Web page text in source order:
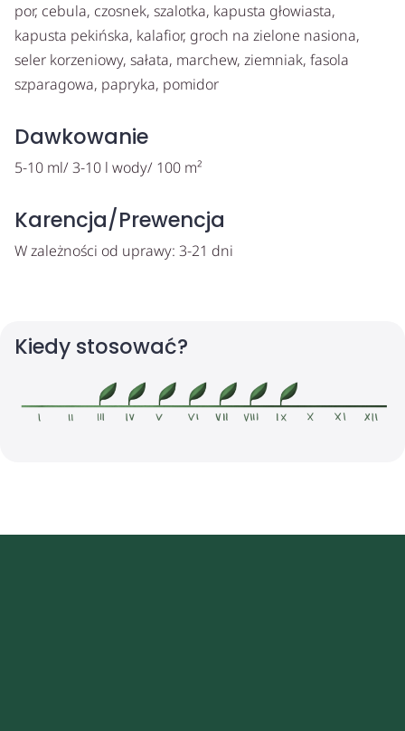
por, cebula, czosnek, szalotka, kapusta głowiasta,
kapusta pekińska, kalafior, groch na zielone nasiona,
seler korzeniowy, sałata, marchew, ziemniak, fasola
szparagowa, papryka, pomidor
Dawkowanie
5-10 ml/ 3-10 l wody/ 100 m²
Karencja/Prewencja
W zależności od uprawy: 3-21 dni
Kiedy stosować?